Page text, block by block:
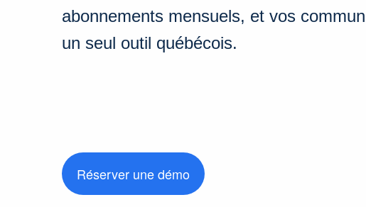
abonnements mensuels, et vos
un seul outil québécois.
Réserver une démo